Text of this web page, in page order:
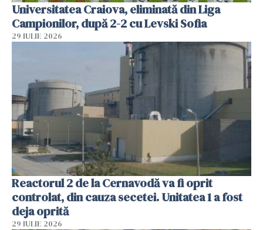
Universitatea Craiova, eliminată din Liga
Campionilor, după 2-2 cu Levski Sofia
29 IULIE 2026
Reactorul 2 de la Cernavodă va fi oprit
controlat, din cauza secetei. Unitatea 1 a fost
deja oprită
29 IULIE 2026